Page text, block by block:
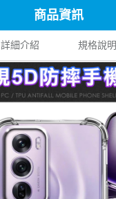
商品資訊
詳細介紹 規格說明